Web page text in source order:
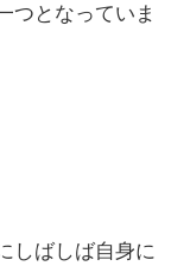
つとなっていま
しばしば自身に